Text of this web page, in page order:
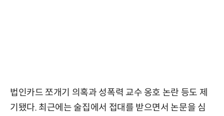
법인카드 쪼개기 의혹과 성폭력 교수 옹호 논란 등도 제
기됐다. 최근에는 술집에서 접대를 받으면서 논문을 심